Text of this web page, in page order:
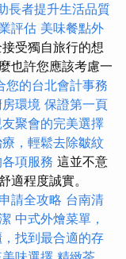
長者提升生活品質
評估 美味餐點外
受獨自旅行的想
也許您應該考慮一
您的台北會計事務
環境 保證第一頁
聚會的完美選擇
，輕鬆去除皺紋
項服務 這並不意
適程度誠實。
請全攻略 台南清
中式外燴菜單，
找到最合適的存